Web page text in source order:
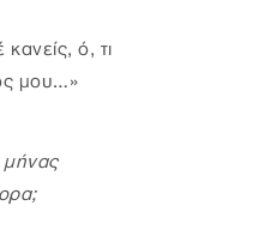
ό, τι
μου…»
μήνας